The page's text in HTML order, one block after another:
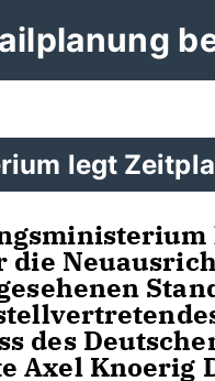
legt
die
des
Axel Knoerig